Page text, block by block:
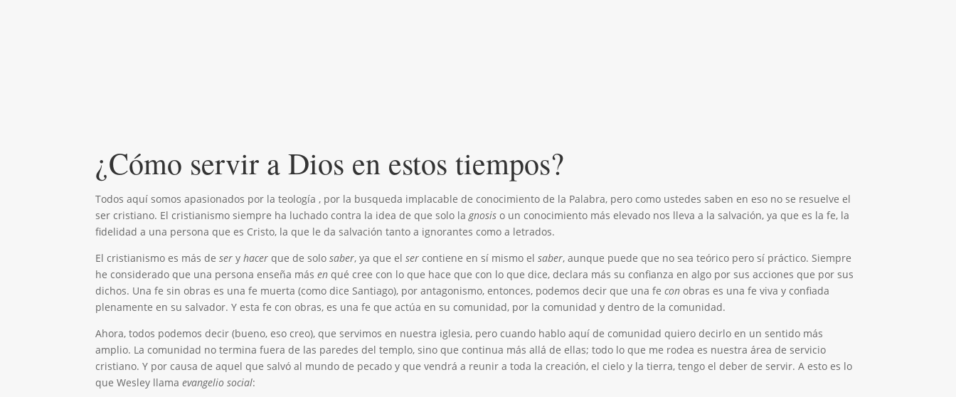
¿Cómo servir a Dios en estos tiempos?
Todos aquí somos apasionados por la teología , por la busqueda implacable de conocimiento de la Palabra, pero como ustedes saben en eso no se resuelve el
ser cristiano. El cristianismo siempre ha luchado contra la idea de que solo lagnosis o un conocimiento más elevado nos lleva a la salvación, ya que es la fe, la
fidelidad a una persona que es Cristo, la que le da salvación tanto a ignorantes como a letrados.
El cristianismo es más deseryhacer que de solosaber, ya que elser contiene en sí mismo elsaber, aunque puede que no sea teórico pero sí práctico. Siempre
he considerado que una persona enseña másen qué cree con lo que hace que con lo que dice, declara más su confianza en algo por sus acciones que por sus
dichos. Una fe sin obras es una fe muerta (como dice Santiago), por antagonismo, entonces, podemos decir que una fecon obras es una fe viva y confiada
plenamente en su salvador. Y esta fe con obras, es una fe que actúa en su comunidad, por la comunidad y dentro de la comunidad.
Ahora, todos podemos decir (bueno, eso creo), que servimos en nuestra iglesia, pero cuando hablo aquí de comunidad quiero decirlo en un sentido más
amplio. La comunidad no termina fuera de las paredes del templo, sino que continua más allá de ellas; todo lo que me rodea es nuestra área de servicio
cristiano. Y por causa de aquel que salvó al mundo de pecado y que vendrá a reunir a toda la creación, el cielo y la tierra, tengo el deber de servir. A esto es lo
que Wesley llamaevangelio social: